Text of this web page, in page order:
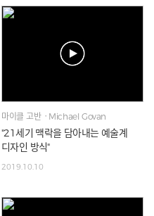
마이클 고반ㆍMichael Govan
"21세기 맥락을 담아내는 예술계
디자인 방식"
2019.10.10